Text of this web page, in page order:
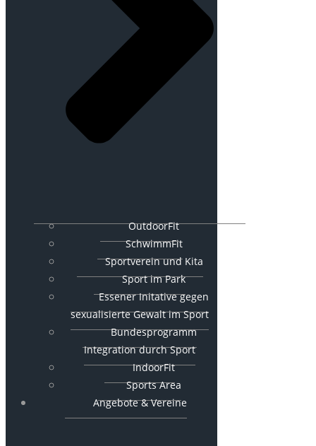
OutdoorFit
SchwimmFit
Sportverein und Kita
Sport im Park
Essener Initative gegen
sexualisierte Gewalt im Sport
Bundesprogramm
Integration durch Sport
IndoorFit
Sports Area
Angebote & Vereine